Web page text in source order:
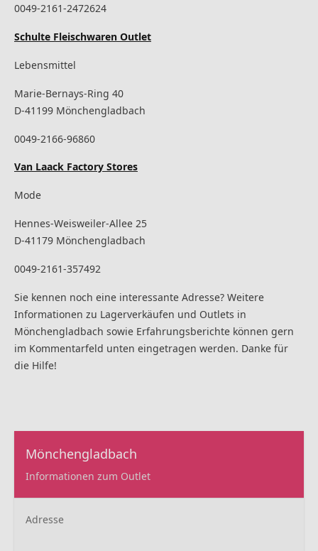
0049-2161-2472624
Schulte Fleischwaren Outlet
Lebensmittel
Marie-Bernays-Ring 40
D-41199 Mönchengladbach
0049-2166-96860
Van Laack Factory Stores
Mode
Hennes-Weisweiler-Allee 25
D-41179 Mönchengladbach
0049-2161-357492
Sie kennen noch eine interessante Adresse? Weitere
Informationen zu Lagerverkäufen und Outlets in
Mönchengladbach sowie Erfahrungsberichte können gern
im Kommentarfeld unten eingetragen werden. Danke für
die Hilfe!
Mönchengladbach
Informationen zum Outlet
Adresse